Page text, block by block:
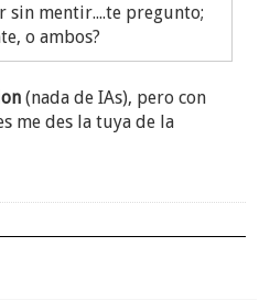
sin mentir....te pregunto;
o ambos?
(nada de IAs), pero con
me des la tuya de la